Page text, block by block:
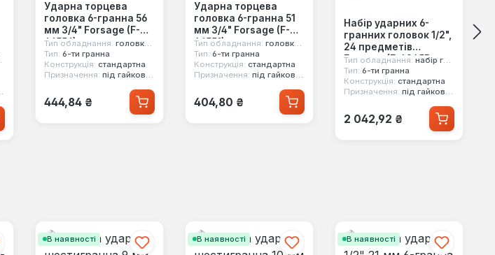
Ударна торцева
головка 6-гранна 56
мм 3/4" Forsage (F-
46556)
Тип обладнання: головка ударна
Тип: 6-ти гранна
Конструкція: стандартна
Призначення: під гайковерт
Звичайна ціна:
444,84 ₴
Ударна торцева
головка 6-гранна 51
мм 3/4" Forsage (F-
46551)
Тип обладнання: головка ударна
Тип: 6-ти гранна
Конструкція: стандартна
Призначення: під гайковерт
Звичайна ціна:
404,80 ₴
Набір ударних 6-
гранних головок 1/2",
24 предметів
Forsage (F-4245B-
5MPB)
Тип обладнання: набір головок ударних
Тип: 6-ти гранна
Конструкція: стандартна
Призначення: під гайковерт
Звичайна ціна:
2 042,92 ₴
В наявності В наявності В наявності